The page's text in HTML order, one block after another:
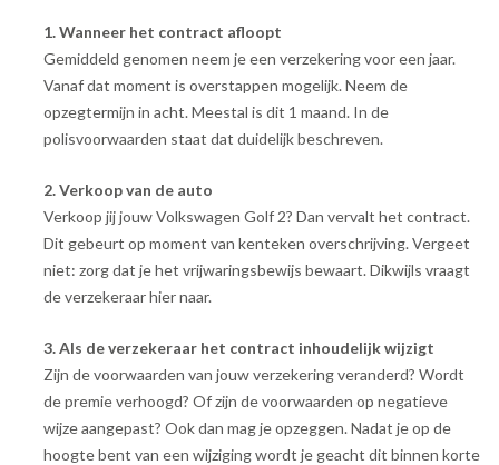
1. Wanneer het contract afloopt
Gemiddeld genomen neem je een verzekering voor een jaar.
Vanaf dat moment is overstappen mogelijk. Neem de
opzegtermijn in acht. Meestal is dit 1 maand. In de
polisvoorwaarden staat dat duidelijk beschreven.
2. Verkoop van de auto
Verkoop jij jouw Volkswagen Golf 2? Dan vervalt het contract.
Dit gebeurt op moment van kenteken overschrijving. Vergeet
niet: zorg dat je het vrijwaringsbewijs bewaart. Dikwijls vraagt
de verzekeraar hier naar.
3. Als de verzekeraar het contract inhoudelijk wijzigt
Zijn de voorwaarden van jouw verzekering veranderd? Wordt
de premie verhoogd? Of zijn de voorwaarden op negatieve
wijze aangepast? Ook dan mag je opzeggen. Nadat je op de
hoogte bent van een wijziging wordt je geacht dit binnen korte